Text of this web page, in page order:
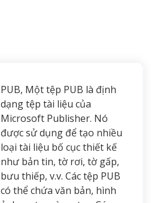
PUB, Một tệp PUB là định
dạng tệp tài liệu của
Microsoft Publisher. Nó
được sử dụng để tạo nhiều
loại tài liệu bố cục thiết kế
như bản tin, tờ rơi, tờ gấp,
bưu thiếp, v.v. Các tệp PUB
có thể chứa văn bản, hình